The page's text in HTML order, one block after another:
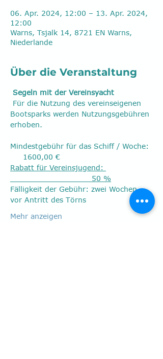
06. Apr. 2024, 12:00 – 13. Apr. 2024,
12:00
Warns, Tsjalk 14, 8721 EN Warns,
Niederlande
Über die Veranstaltung
Segeln mit der Vereinsyacht
Für die Nutzung des vereinseigenen
Bootsparks werden Nutzungsgebühren
erhoben.
Mindestgebühr für das Schiff / Woche:
1600,00 €
Rabatt für Vereinsjugend:
50 %
Fälligkeit der Gebühr: zwei Wochen
vor Antritt des Törns
Mehr anzeigen